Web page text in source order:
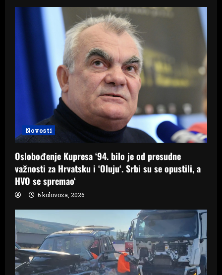
Novosti
Oslobođenje Kupresa ‘94. bilo je od presudne
važnosti za Hrvatsku i ‘Oluju‘. Srbi su se opustili, a
HVO se spremao‘
6 kolovoza, 2026